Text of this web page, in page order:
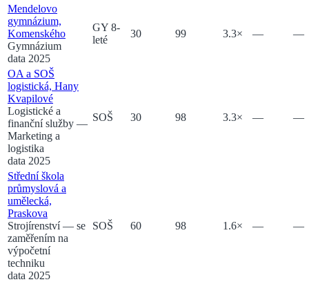
Mendelovo
gymnázium,
Komenského
Gymnázium
data 2025
GY 8-
leté
30 99 3.3× — —
OA a SOŠ
logistická, Hany
Kvapilové
Logistické a
finanční služby —
Marketing a
logistika
data 2025
SOŠ 30 98 3.3× — —
Střední škola
průmyslová a
umělecká,
Praskova
Strojírenství— se
zaměřením na
výpočetní
techniku
data 2025
SOŠ 60 98 1.6× — —